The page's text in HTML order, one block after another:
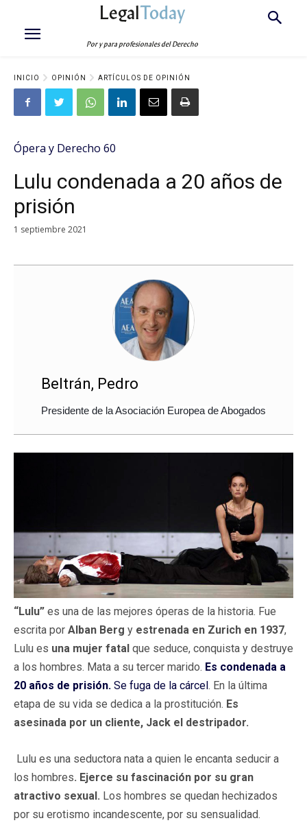
LegalToday
Por y para profesionales del Derecho
INICIO OPINIÓN ARTÍCULOS DE OPINIÓN
Ópera y Derecho 60
Lulu condenada a 20 años de
prisión
1 septiembre 2021
Beltrán, Pedro
Presidente de la Asociación Europea de Abogados
“Lulu” es una de las mejores óperas de la historia. Fue
escrita por Alban Berg y estrenada en Zurich en 1937,
Lulu es una mujer fatal que seduce, conquista y destruye
a los hombres. Mata a su tercer marido. Es condenada a
20 años de prisión. Se fuga de la cárcel. En la última
etapa de su vida se dedica a la prostitución. Es
asesinada por un cliente, Jack el destripador.
Lulu es una seductora nata a quien le encanta seducir a
los hombres. Ejerce su fascinación por su gran
atractivo sexual. Los hombres se quedan hechizados
por su erotismo incandescente, por su sensualidad.